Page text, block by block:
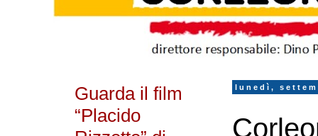
lunedì,
Guarda il film
“Placido